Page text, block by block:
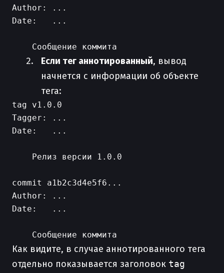
Author: ...
Date:   ...
Если тег аннотированный, вывод
начнется с информации об объекте
тега:
tag v1.0.0
Tagger: ...
Date:   ...
    Релиз версии 1.0.0
commit a1b2c3d4e5f6...
Author: ...
Date:   ...
Как видите, в случае аннотированного тега
отдельно показывается заголовок tag